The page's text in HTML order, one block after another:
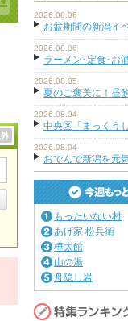
2026.08.06
お盆期間の新潟イ
2026.08.06
ラーメン･定食･お
2026.08.05
夏のご褒美に！昼
2026.08.04
中央区「まっくう
2026.08.04
おでんで新潟を元
もったいない村
あげ家 松兵衛
樺太館
山の湯
舟隠し岩